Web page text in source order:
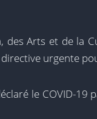
des Arts et de la
urgente
le COVID-19